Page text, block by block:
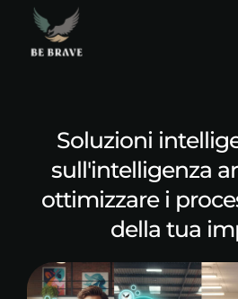
Soluzioni
sull'intelligenza
ottimizzare i
della tua